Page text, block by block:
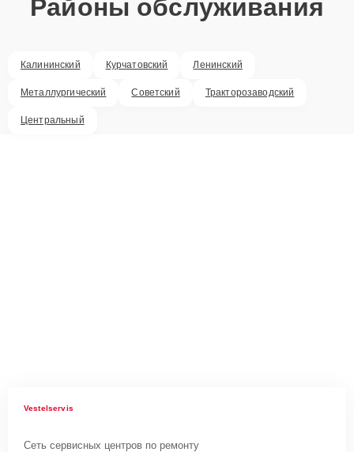
Районы обслуживания
Калининский Курчатовский Ленинский
Металлургический Советский Тракторозаводский
Центральный
Vestelservis
Сеть сервисных центров по ремонту